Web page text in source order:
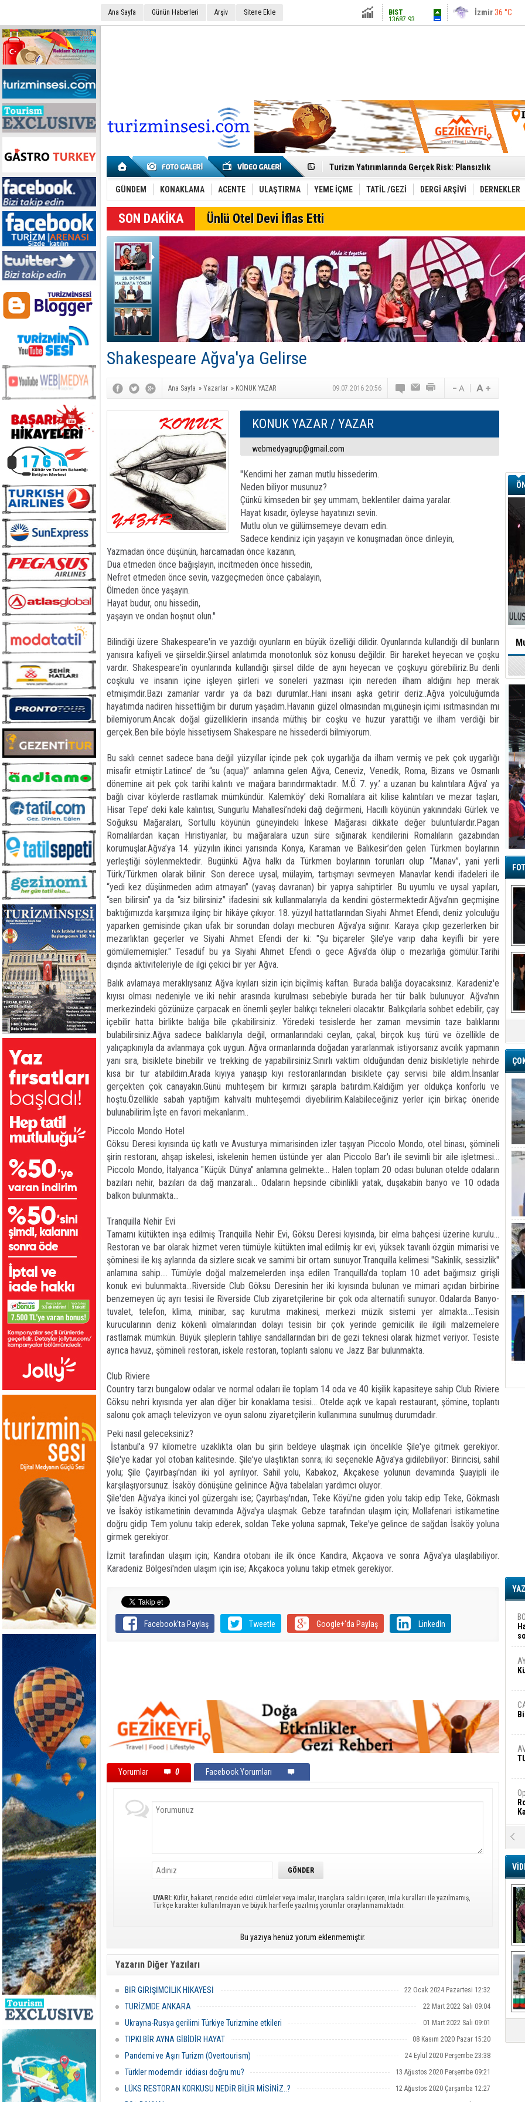
Ana Sayfa Günün Haberleri Arşiv Sitene Ekle
Altın6248.13 İstanbul 31 °C
Etkinlik sektörünün Çatı Kuruluşlardan İstanbul Zirvesi
Turizm Yatırımlarında Gerçek Risk: Plansızlık
Çelebi–THY İş Birliğiyle Kenya’da Güçleniyor
Global Yatırım Holding,%38 Artış: Net Kâr 46,5 Milyon
Yabancı Dijital Platformlara Ayrıcalık Yasası
Tatilsepeti’nden Villa Tatili Modeli
Jolly ile Mezopotamya’ya Yolculuk!
LÖSEV Yaz Okulu’nda Şifa ve Neşe
Turizm geliri ilk 6 ayda 25,7 milyar dolar oldu
Canovate’den Yeni Nesil Veri Merkezleri
Türk MICE Sektörüne Yeni Fırsatlar
TAV Havalimanları’ndan Yılın İlk Yarısında Rekor
SunExpress’ten Tatil Hamlesi
NG Grup, Domaniç’in Potansiyelini Vurguladı
GÜNDEM KONAKLAMA ACENTE ULAŞTIRMA YEME İÇME TATİL /GEZİ DERGİ ARŞİVİ DERNEKLER
SON DAKİKA Ünlü Otel Devi İflas Etti
Shakespeare Ağva'ya Gelirse
Ana Sayfa » Yazarlar » KONUK YAZAR 09.07.2016 20:56
KONUK YAZAR / YAZAR
webmedyagrup@gmail.com
''Kendimi her zaman mutlu hissederim.
Neden biliyor musunuz?
Çünkü kimseden bir şey ummam, beklentiler daima yaralar.
Hayat kısadır, öyleyse hayatınızı sevin.
Mutlu olun ve gülümsemeye devam edin.
Sadece kendiniz için yaşayın ve konuşmadan önce dinleyin,
Yazmadan önce düşünün, harcamadan önce kazanın,
Dua etmeden önce bağışlayın, incitmeden önce hissedin,
Nefret etmeden önce sevin, vazgeçmeden önce çabalayın,
Ölmeden önce yaşayın.
Hayat budur, onu hissedin,
yaşayın ve ondan hoşnut olun.''
Bilindiği üzere Shakespeare'in ve yazdığı oyunların en büyük özelliği dilidir. Oyunlarında kullandığı dil bunların
yanısıra kafiyeli ve şiirseldir.Şiirsel anlatımda monotonluk söz konusu değildir. Bir hareket heyecan ve çoşku
vardır. Shakespeare'in oyunlarında kullandığı şiirsel dilde de aynı heyecan ve çoşkuyu görebiliriz.Bu denli
coşkulu ve insanın içine işleyen şiirleri ve soneleri yazması için nereden ilham aldığını hep merak
etmişimdir.Bazı zamanlar vardır ya da bazı durumlar..Hani insanı aşka getirir deriz..Ağva yolculuğumda
hayatımda nadiren hissettiğim bir durum yaşadım.Havanın güzel olmasından mı,güneşin içimi ısıtmasından mı
bilemiyorum.Ancak doğal güzelliklerin insanda müthiş bir coşku ve huzur yarattığı ve ilham verdiği bir
gerçek.Ben bile böyle hissetiysem Shakespare ne hissederdi bilmiyorum.
Bu saklı cennet sadece bana değil yüzyıllar içinde pek çok uygarlığa da ilham vermiş ve pek çok uygarlığı
misafir etmiştir.Latince’ de “su (aqua)” anlamına gelen Ağva, Ceneviz, Venedik, Roma, Bizans ve Osmanlı
dönemine ait pek çok tarihi kalıntı ve mağara barındırmaktadır. M.Ö. 7. yy.’ a uzanan bu kalıntılara Ağva’ ya
bağlı civar köylerde rastlamak mümkündür. Kalemköy’ deki Romalılara ait kilise kalıntıları ve mezar taşları,
Hisar Tepe’ deki kale kalıntısı, Sungurlu Mahallesi’ndeki dağ değirmeni, Hacıllı köyünün yakınındaki Gürlek ve
Soğuksu Mağaraları, Sortullu köyünün güneyindeki İnkese Mağarası dikkate değer buluntulardır.Pagan
Romalılardan kaçan Hıristiyanlar, bu mağaralara uzun süre sığınarak kendilerini Romalıların gazabından
korumuşlar.Ağva’ya 14. yüzyılın ikinci yarısında Konya, Karaman ve Balıkesir’den gelen Türkmen boylarının
yerleştiği söylenmektedir. Bugünkü Ağva halkı da Türkmen boylarının torunları olup “Manav”, yani yerli
Türk/Türkmen olarak bilinir. Son derece uysal, mülayim, tartışmayı sevmeyen Manavlar kendi ifadeleri ile
“yedi kez düşünmeden adım atmayan” (yavaş davranan) bir yapıya sahiptirler. Bu uyumlu ve uysal yapıları,
“sen bilirsin” ya da “siz bilirsiniz” ifadesini sık kullanmalarıyla da kendini göstermektedir.Ağva’nın geçmişine
baktığımızda karşımıza ilginç bir hikâye çıkıyor. 18. yüzyıl hattatlarından Siyahi Ahmet Efendi, deniz yolculuğu
yaparken gemisinde çıkan ufak bir sorundan dolayı mecburen Ağva’ya sığınır. Karaya çıkıp gezerlerken bir
mezarlıktan geçerler ve Siyahi Ahmet Efendi der ki: "Şu biçareler Şile’ye varıp daha keyifli bir yere
gömülememişler." Tesadüf bu ya Siyahi Ahmet Efendi o gece Ağva’da ölüp o mezarlığa gömülür.Tarihi
dışında aktiviteleriyle de ilgi çekici bir yer Ağva.
Balık avlamaya meraklıysanız Ağva kıyıları sizin için biçilmiş kaftan. Burada balığa doyacaksınız. Karadeniz'e
kıyısı olması nedeniyle ve iki nehir arasında kurulması sebebiyle burada her tür balık bulunuyor. Ağva'nın
merkezindeki gözünüze çarpacak en önemli şeyler balıkçı tekneleri olacaktır. Balıkçılarla sohbet edebilir, çay
içebilir hatta birlikte balığa bile çıkabilirsiniz. Yöredeki tesislerde her zaman mevsimin taze balıklarını
bulabilirsiniz.Ağva sadece balıklarıyla değil, ormanlarındaki ceylan, çakal, birçok kuş türü ve özellikle de
yalıçapkınıyla da avlanmaya çok uygun. Ağva ormanlarında doğadan yararlanmak istiyorsanız avcılık yapmanın
yanı sıra, bisiklete binebilir ve trekking de yapabilirsiniz.Sınırlı vaktim olduğundan deniz bisikletiyle nehirde
kısa bir tur atabildim.Arada kıyıya yanaşıp kıyı restoranlarından bisiklete çay servisi bile aldım.İnsanlar
gerçekten çok canayakın.Günü muhteşem bir kırmızı şarapla batırdım.Kaldığım yer oldukça konforlu ve
hoştu.Özellikle sabah yaptığım kahvaltı muhteşemdi diyebilirim.Kalabileceğiniz yerler için birkaç öneride
bulunabilirim.İşte en favori mekanlarım..
Piccolo Mondo Hotel
Göksu Deresi kıyısında üç katlı ve Avusturya mimarisinden izler taşıyan Piccolo Mondo, otel binası, şömineli
şirin restoranı, ahşap iskelesi, iskelenin hemen üstünde yer alan Piccolo Bar'ı ile sevimli bir aile işletmesi...
Piccolo Mondo, İtalyanca "Küçük Dünya" anlamına gelmekte... Halen toplam 20 odası bulunan otelde odaların
bazıları nehir, bazıları da dağ manzaralı... Odaların hepsinde cibinlikli yatak, duşakabin banyo ve 10 odada
balkon bulunmakta...
Tranquilla Nehir Evi
Tamamı kütükten inşa edilmiş Tranquilla Nehir Evi, Göksu Deresi kıyısında, bir elma bahçesi üzerine kurulu...
Restoran ve bar olarak hizmet veren tümüyle kütükten imal edilmiş kır evi, yüksek tavanlı özgün mimarisi ve
şöminesi ile kış aylarında da sizlere sıcak ve samimi bir ortam sunuyor.Tranquilla kelimesi "Sakinlik, sessizlik"
anlamına sahip.... Tümüyle doğal malzemelerden inşa edilen Tranquilla'da toplam 10 adet bağımsız girişli
konuk evi bulunmakta...Riverside Club Göksu Deresinin her iki kıyısında bulunan ve mimari açıdan birbirine
benzemeyen üç ayrı tesisi ile Riverside Club ziyaretçilerine bir çok oda alternatifi sunuyor. Odalarda Banyo-
tuvalet, telefon, klima, minibar, saç kurutma makinesi, merkezi müzik sistemi yer almakta....Tesisin
kurucularının deniz kökenli olmalarından dolayı tesisin bir çok yerinde gemicilik ile ilgili malzemelere
rastlamak mümkün. Büyük şileplerin tahliye sandallarından biri de gezi teknesi olarak hizmet veriyor. Tesiste
ayrıca havuz, şömineli restoran, iskele restoran, toplantı salonu ve Jazz Bar bulunmakta.
Club Riviere
Country tarzı bungalow odalar ve normal odaları ile toplam 14 oda ve 40 kişilik kapasiteye sahip Club Riviere
Göksu nehri kıyısında yer alan diğer bir konaklama tesisi... Otelde açık ve kapalı restaurant, şömine, toplantı
salonu çok amaçlı televizyon ve oyun salonu ziyaretçilerin kullanımına sunulmuş durumdadır.
Peki nasıl geleceksiniz?
İstanbul'a 97 kilometre uzaklıkta olan bu şirin beldeye ulaşmak için öncelikle Şile'ye gitmek gerekiyor.
Şile'ye kadar yol otoban kalitesinde. Şile'ye ulaştıktan sonra; iki seçenekle Ağva'ya gidilebiliyor: Birincisi, sahil
yolu; Şile Çayırbaşı'ndan iki yol ayrılıyor. Sahil yolu, Kabakoz, Akçakese yolunun devamında Şuayipli ile
karşılaşıyorsunuz. İsaköy dönüşüne gelinince Ağva tabelaları yardımcı oluyor.
Şile'den Ağva'ya ikinci yol güzergahı ise; Çayırbaşı'ndan, Teke Köyü'ne giden yolu takip edip Teke, Gökmaslı
ve İsaköy istikametinin devamında Ağva'ya ulaşmak. Gebze tarafından ulaşım için; Mollafenari istikametine
doğru gidip Tem yolunu takip ederek, soldan Teke yoluna sapmak, Teke'ye gelince de sağdan İsaköy yoluna
girmek gerekiyor.
İzmit tarafından ulaşım için; Kandıra otobanı ile ilk önce Kandıra, Akçaova ve sonra Ağva'ya ulaşılabiliyor.
Karadeniz Bölgesi'nden ulaşım için ise; Akçakoca yolunu takip etmek gerekiyor.
Facebook'ta Paylaş Tweetle Google+'da Paylaş LinkedIn
Yorumlar 0 Facebook Yorumları
UYARI: Küfür, hakaret, rencide edici cümleler veya imalar, inançlara saldırı içeren, imla kuralları ile yazılmamış,
Türkçe karakter kullanılmayan ve büyük harflerle yazılmış yorumlar onaylanmamaktadır.
Bu yazıya henüz yorum eklenmemiştir.
Yazarın Diğer Yazıları
BİR GİRİŞİMCİLİK HİKAYESİ 22 Ocak 2024 Pazartesi 12:32
TURİZMDE ANKARA 22 Mart 2022 Salı 09:04
Ukrayna-Rusya gerilimi Türkiye Turizmine etkileri 01 Mart 2022 Salı 09:01
TIPKI BİR AYNA GİBİDİR HAYAT 08 Kasım 2020 Pazar 15:20
Pandemi ve Aşırı Turizm (Overtourism) 24 Eylül 2020 Perşembe 23:38
Türkler moderndir iddiası doğru mu? 13 Ağustos 2020 Perşembe 09:21
LÜKS RESTORAN KORKUSU NEDİR BİLİR MİSİNİZ..? 12 Ağustos 2020 Çarşamba 12:27